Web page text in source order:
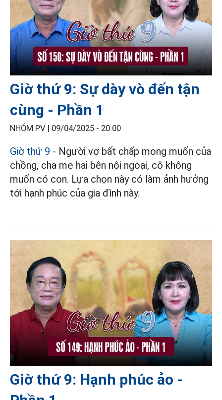
Giờ thứ 9: Sự dày vò đến tận
cùng - Phần 1
NHÓM PV | 09/04/2025 - 20:00
Giờ thứ 9 - Người vợ bất chấp mong muốn của
chồng, cha mẹ hai bên nội ngoại, cô không
muốn có con. Lựa chọn này có làm ảnh hưởng
tới hạnh phúc của gia đình này.
Giờ thứ 9: Hạnh phúc ảo -